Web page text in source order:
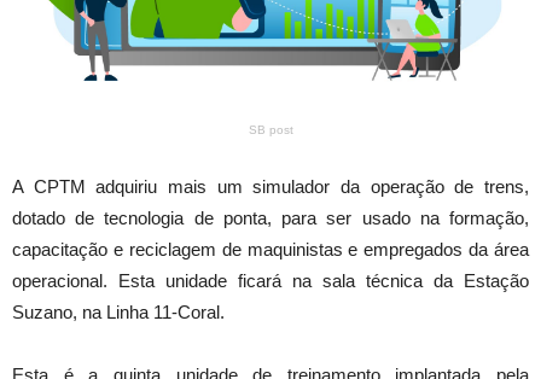
SB post
A CPTM adquiriu mais um simulador da operação de trens,
dotado de tecnologia de ponta, para ser usado na formação,
capacitação e reciclagem de maquinistas e empregados da área
operacional. Esta unidade ficará na sala técnica da Estação
Suzano, na Linha 11-Coral.
Esta é a quinta unidade de treinamento implantada pela